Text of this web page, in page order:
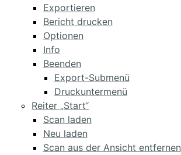
Exportieren
Bericht drucken
Optionen
Info
Beenden
Export-Submenü
Druckuntermenü
Reiter „Start“
Scan laden
Neu laden
Scan aus der Ansicht entfernen